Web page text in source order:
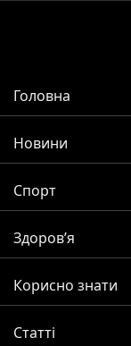
Головна
Новини
Спорт
Здоров’я
Корисно знати
Статті